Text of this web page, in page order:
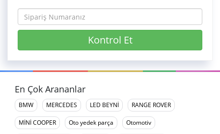
Kontrol Et
En Çok Arananlar
BMW MERCEDES LED BEYNİ RANGE ROVER
MİNİ COOPER Oto yedek parça Otomotiv